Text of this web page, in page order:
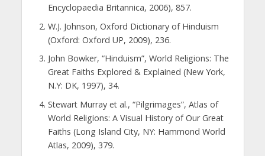
Encyclopaedia Britannica, 2006), 857.
W.J. Johnson, Oxford Dictionary of Hinduism
(Oxford: Oxford UP, 2009), 236.
John Bowker, “Hinduism”, World Religions: The
Great Faiths Explored & Explained (New York,
N.Y: DK, 1997), 34.
Stewart Murray et al., “Pilgrimages”, Atlas of
World Religions: A Visual History of Our Great
Faiths (Long Island City, NY: Hammond World
Atlas, 2009), 379.